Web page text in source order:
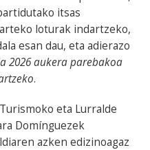
itsas
loturak indartzeko,
esan dau, eta adierazo
2026 aukera parebakoa
.
eta Lurralde
Domínguezek
azken edizinoagaz